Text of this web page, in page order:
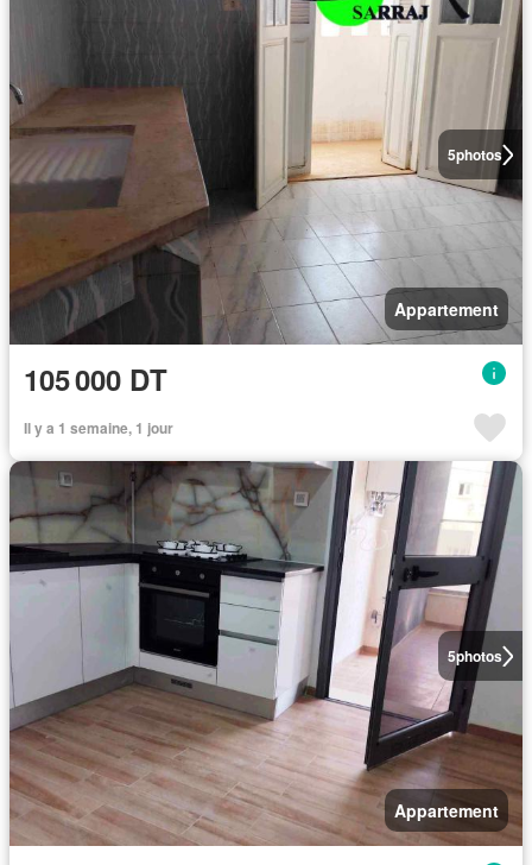
5photos
Appartement
105 000 DT
Il y a 1 semaine, 1 jour
5photos
Appartement